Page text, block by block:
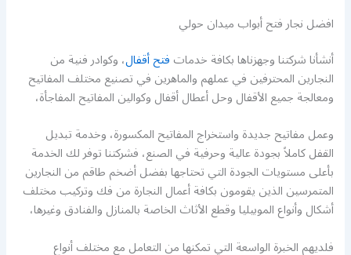
افضل نجار فتح أبواب ميدان حولي
أنشأنا شركتنا وجهزناها بكافة خدماتفتح أقفال، وكوادر فنية من
النجارين المحترفين في عملهم والماهرين في تصنيع مختلف المفاتيح
ومعالجة جميع الأقفال وحل أعطال أقفال وكوالين المفاتيح المفاجأة،
وعمل مفاتيح جديدة واستخراج المفاتيح المكسورة، وخدمة تبديل
القفل كاملاً بجودة عالية وحرفية في الصنع، فشركتنا توفر لك الخدمة
بأعلى مستويات الجودة التي تحتاجها بفضل أضخم طاقم من النجارين
المتمرسين الذين يقومون بكافة أعمال النجارة من فك وتركيب مختلف
أشكال وأنواع الموبيليا وقطع الأثاث الخاصة بالمنازل والفنادق وغيرها،
فلديهم الخبرة الواسعة التي تمكنها من التعامل مع مختلف أنواع